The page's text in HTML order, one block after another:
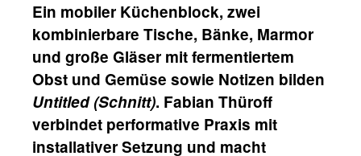
Ein mobiler Küchenblock, zwei
kombinierbare Tische, Bänke, Marmor
und große Gläser mit fermentiertem
Obst und Gemüse sowie Notizen bilden
Untitled (Schnitt). Fabian Thüroff
verbindet performative Praxis mit
installativer Setzung und macht